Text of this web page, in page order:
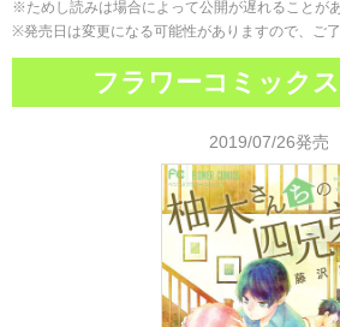
※ためし読みは場合によって公開が遅れることがあ
※発売日は変更になる可能性がありますので、ご了
フラワーコミック
2019/07/26発売